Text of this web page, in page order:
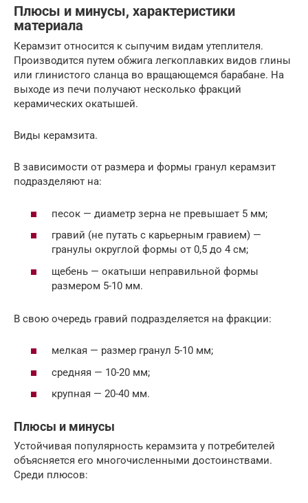
Плюсы и минусы, характеристики
материала
Керамзит относится к сыпучим видам утеплителя.
Производится путем обжига легкоплавких видов глины
или глинистого сланца во вращающемся барабане. На
выходе из печи получают несколько фракций
керамических окатышей.
Виды керамзита.
В зависимости от размера и формы гранул керамзит
подразделяют на:
песок — диаметр зерна не превышает 5 мм;
гравий (не путать с карьерным гравием) —
гранулы округлой формы от 0,5 до 4 см;
щебень — окатыши неправильной формы
размером 5-10 мм.
В свою очередь гравий подразделяется на фракции:
мелкая — размер гранул 5-10 мм;
средняя — 10-20 мм;
крупная — 20-40 мм.
Плюсы и минусы
Устойчивая популярность керамзита у потребителей
объясняется его многочисленными достоинствами.
Среди плюсов: